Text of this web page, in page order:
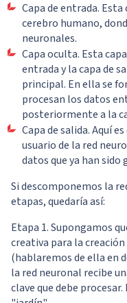
Capa de entrada.
cerebro humano,
neuronales.
Capa oculta. Esta
entrada y la capa de
principal. En ella se
procesan los datos
posteriormente a la
Capa de salida. Aquí
usuario de la red
datos que ya han sido
Si descomponemos la
etapas, quedaría así:
Etapa 1. Supongamos
creativa para la
(hablaremos de ella en
la red neuronal recibe
clave que debe